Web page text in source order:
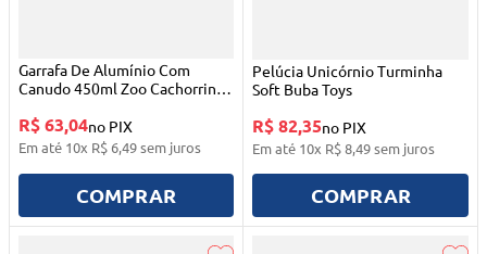
Garrafa De Alumínio Com
Canudo 450ml Zoo Cachorrinho
R$ 63,04no PIX
Em até 10x R$ 6,49sem juros
COMPRAR
Pelúcia Unicórnio Turminha
Soft Buba Toys
R$ 82,35no PIX
Em até 10x R$8,49sem juros
COMPRAR